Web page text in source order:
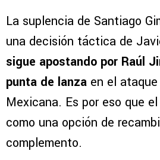
La suplencia de Santiago
una decisión táctica de
sigue apostando por Raúl
punta de lanza en el
Mexicana. Es por eso que
como una opción de
complemento.